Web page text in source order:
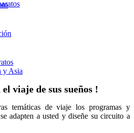
y Asia
viaje de sus sueños !
temáticas de viaje los programas y
adapten a usted y diseñe su circuito a